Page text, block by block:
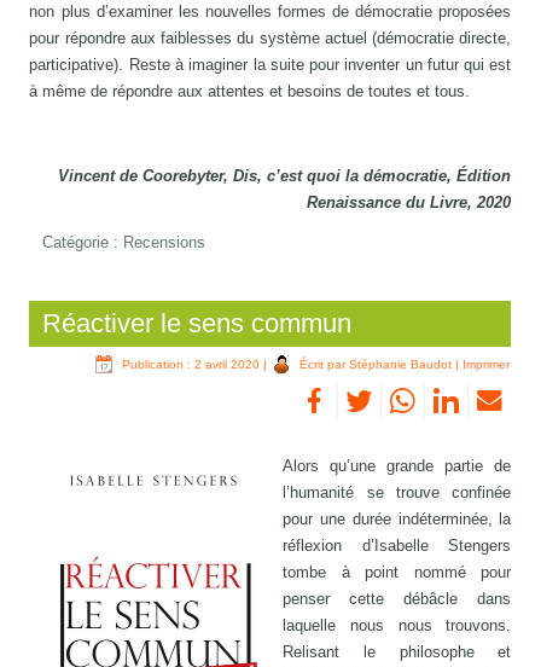
non plus d’examiner les nouvelles formes de démocratie proposées
pour répondre aux faiblesses du système actuel (démocratie directe,
participative). Reste à imaginer la suite pour inventer un futur qui est
à même de répondre aux attentes et besoins de toutes et tous.
Vincent de Coorebyter, Dis, c’est quoi la démocratie, Édition
Renaissance du Livre, 2020
Catégorie : Recensions
Réactiver le sens commun
Publication : 2 avril 2020 | Écrit par Stéphanie Baudot | Imprimer
Alors qu’une grande partie de
l’humanité se trouve confinée
pour une durée indéterminée, la
réflexion d’Isabelle Stengers
tombe à point nommé pour
penser cette débâcle dans
laquelle nous nous trouvons.
Relisant le philosophe et